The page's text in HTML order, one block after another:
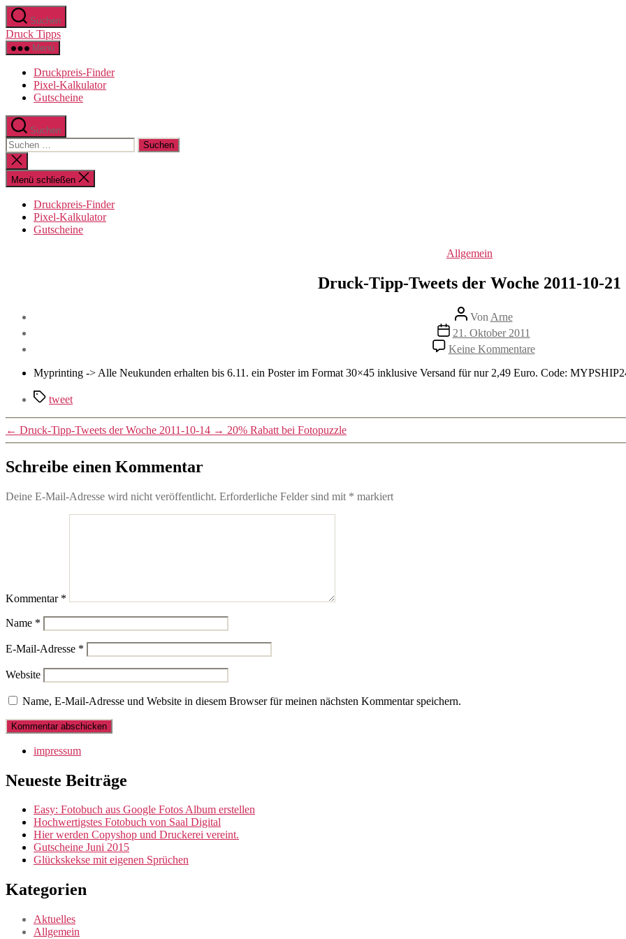
Zum
Inhalt
springen
Suchen
Druck Tipps
Menü
Druckpreis-Finder
Pixel-Kalkulator
Gutscheine
Suchen
Suchen
nach:
Suche
schließen
Menü schließen
Druckpreis-Finder
Pixel-Kalkulator
Gutscheine
Kategorien
Allgemein
Druck-Tipp-Tweets der Woche 2011-10-21
Beitragsautor
Von Arne
Veröffentlichungsdatum
21. Oktober 2011
Keine Kommentarezu
Druck-
Tipp-
2011-
21
Myprinting -> Alle Neukunden erhalten bis 6.11. ein Poster im Format 30×45 inklusive Versand für nur 2,49 Euro. Code:
Schlagwörter
tweet
← Druck-Tipp-Tweets der Woche 2011-10-14 → 20% Rabatt bei Fotopuzzle
Schreibe einen Kommentar
Deine E-Mail-Adresse wird nicht veröffentlicht. Erforderliche Felder sind mit * markiert
Kommentar *
Name *
E-Mail-Adresse *
Website
Name, E-Mail-Adresse und Website in diesem Browser für meinen nächsten Kommentar speichern.
impressum
Neueste Beiträge
Easy: Fotobuch aus Google Fotos Album erstellen
Hochwertigstes Fotobuch von Saal Digital
Hier werden Copyshop und Druckerei vereint.
Gutscheine Juni 2015
Glückskekse mit eigenen Sprüchen
Kategorien
Aktuelles
Allgemein